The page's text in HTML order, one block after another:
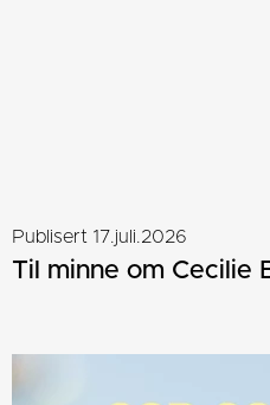
Publisert 17.juli.2026
Til minne om Cecilie